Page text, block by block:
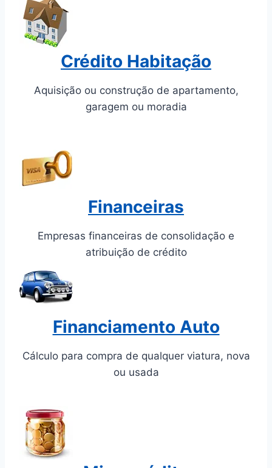
Crédito Habitação
Aquisição ou construção de apartamento,
garagem ou moradia
Financeiras
Empresas financeiras de consolidação e
atribuição de crédito
Financiamento Auto
Cálculo para compra de qualquer viatura, nova
ou usada